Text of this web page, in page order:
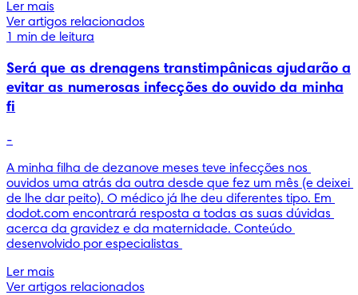
Ler mais
Ver artigos relacionados
1 min de leitura
Será que as drenagens transtimpânicas ajudarão a
evitar as numerosas infecções do ouvido da minha
fi
-
A minha filha de dezanove meses teve infecções nos
ouvidos uma atrás da outra desde que fez um mês (e deixei
de lhe dar peito). O médico já lhe deu diferentes tipo. Em
dodot.com encontrará resposta a todas as suas dúvidas
acerca da gravidez e da maternidade. Conteúdo
desenvolvido por especialistas
Ler mais
Ver artigos relacionados